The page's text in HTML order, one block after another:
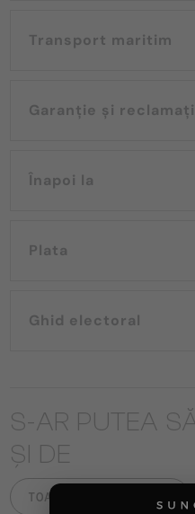
Transport maritim
Garanție și
Înapoi la
Plata
Ghid electoral
S-AR PUTEA
ȘI DE
TOATE PRODUSELE